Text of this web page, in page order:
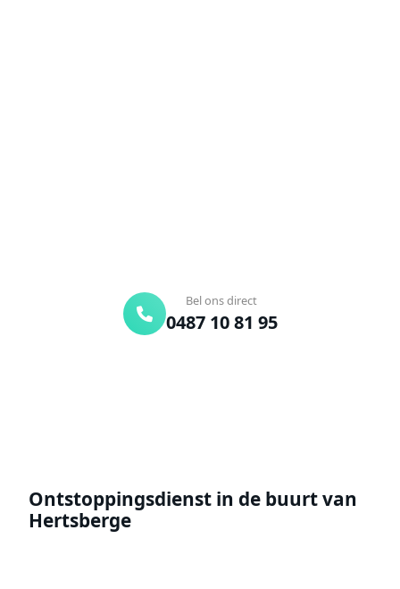
Bel ons direct
0487 10 81 95
Ontstoppingsdienst in de buurt van
Hertsberge